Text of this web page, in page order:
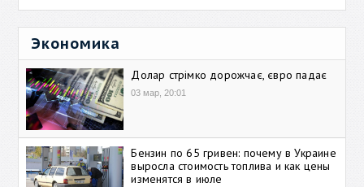
Экономика
Долар стрімко дорожчає, євро падає
03 мар, 20:01
Бензин по 65 гривен: почему в Украине
выросла стоимость топлива и как цены
изменятся в июле